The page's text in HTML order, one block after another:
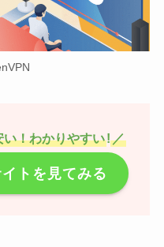
！わかりやすい!／
トを見てみる